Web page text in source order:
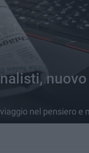
nel pensiero e